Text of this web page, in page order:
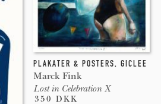
PLAKATER & POSTERS, GICLEE
Marck Fink
Lost in Celebration X
350 DKK